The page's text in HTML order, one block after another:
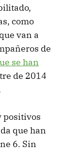
como
van a
de
se han
de 2014
positivos
que han
6. Sin